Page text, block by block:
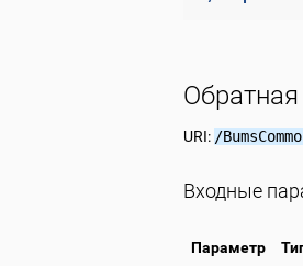
URI: /
Входные
Параметр